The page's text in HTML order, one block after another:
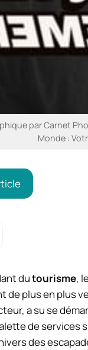
par Carnet
Monde :
dutourisme,
de plus en plus
a su se
de services
des